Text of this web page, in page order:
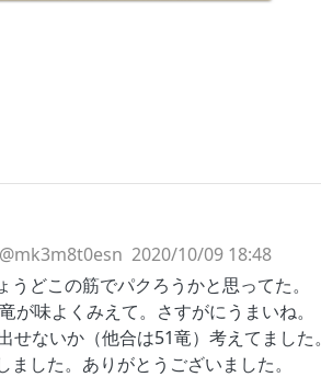
@mk3m8t0esn 2020/10/09 18:48
うどこの筋でパクろうかと思ってた。
が味よくみえて。さすがにうまいね。
せないか（他合は51竜）考えてました。
ました。ありがとうございました。